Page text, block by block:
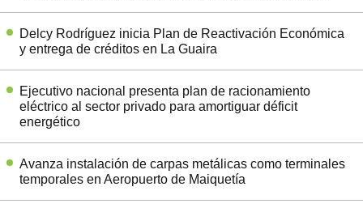
Delcy Rodríguez inicia Plan de Reactivación Económica
y entrega de créditos en La Guaira
Ejecutivo nacional presenta plan de racionamiento
eléctrico al sector privado para amortiguar déficit
energético
Avanza instalación de carpas metálicas como terminales
temporales en Aeropuerto de Maiquetía